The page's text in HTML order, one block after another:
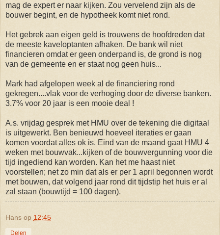
mag de expert er naar kijken. Zou vervelend zijn als de
bouwer begint, en de hypotheek komt niet rond.
Het gebrek aan eigen geld is trouwens de hoofdreden dat
de meeste kaveloptanten afhaken. De bank wil niet
financieren omdat er geen onderpand is, de grond is nog
van de gemeente en er staat nog geen huis...
Mark had afgelopen week al de financiering rond
gekregen....vlak voor de verhoging door de diverse banken.
3.7% voor 20 jaar is een mooie deal !
A.s. vrijdag gesprek met HMU over de tekening die digitaal
is uitgewerkt. Ben benieuwd hoeveel iteraties er gaan
komen voordat alles ok is. Eind van de maand gaat HMU 4
weken met bouwvak...kijken of de bouwvergunning voor die
tijd ingediend kan worden. Kan het me haast niet
voorstellen; net zo min dat als er per 1 april begonnen wordt
met bouwen, dat volgend jaar rond dit tijdstip het huis er al
zal staan (bouwtijd = 100 dagen).
Hans op 12:45
Delen